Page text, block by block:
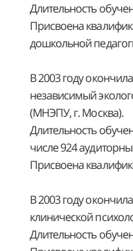
Длительность
Присвоена
дошкольной
В 2003 году
независимый
(МНЭПУ, г. Москва).
Длительность
числе 924
Присвоена
В 2003 году
клинической
Длительность